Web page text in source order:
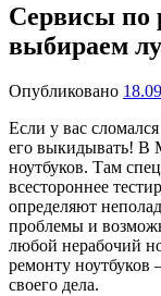
Сервисы по
выбираем
Опубликовано
Если у вас
его выкидывать! В
ноутбуков. Там
всестороннее
определяют
проблемы и
любой нерабочий
ремонту ноутбуков
своего дела.